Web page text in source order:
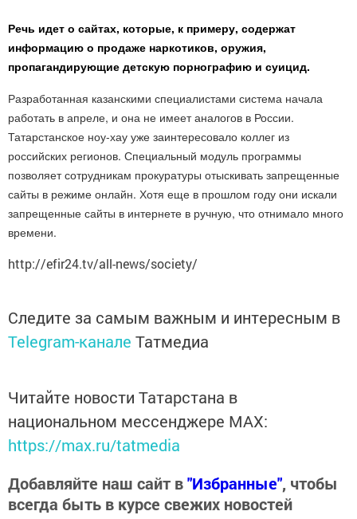
Речь идет о сайтах, которые, к примеру, содержат
информацию о продаже наркотиков, оружия,
пропагандирующие детскую порнографию и суицид.
Разработанная казанскими специалистами система начала
работать в апреле, и она не имеет аналогов в России.
Татарстанское ноу-хау уже заинтересовало коллег из
российских регионов. Специальный модуль программы
позволяет сотрудникам прокуратуры отыскивать запрещенные
сайты в режиме онлайн. Хотя еще в прошлом году они искали
запрещенные сайты в интернете в ручную, что отнимало много
времени.
http://efir24.tv/all-news/society/
Следите за самым важным и интересным в
Telegram-канале Татмедиа
Читайте новости Татарстана в
национальном мессенджере MАХ:
https://max.ru/tatmedia
Добавляйте наш сайт в"Избранные", чтобы
всегда быть в курсе свежих новостей